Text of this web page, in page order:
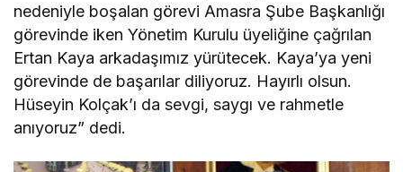
nedeniyle boşalan görevi Amasra Şube Başkanlığı
görevinde iken Yönetim Kurulu üyeliğine çağrılan
Ertan Kaya arkadaşımız yürütecek. Kaya’ya yeni
görevinde de başarılar diliyoruz. Hayırlı olsun.
Hüseyin Kolçak’ı da sevgi, saygı ve rahmetle
anıyoruz” dedi.